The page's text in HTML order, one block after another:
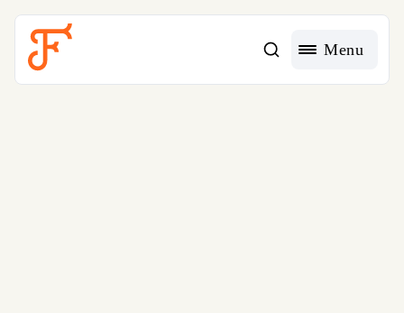
Acessible Menu Logo
Menu